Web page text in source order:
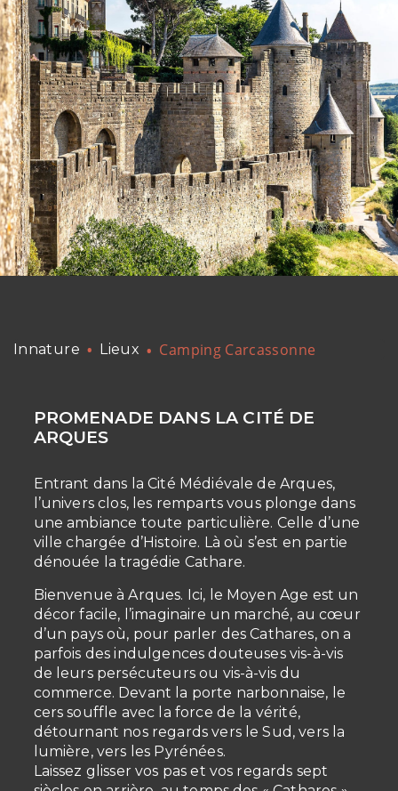
Innature Lieux Camping Carcassonne
PROMENADE DANS LA CITÉ DE
ARQUES
Entrant dans la Cité Médiévale de Arques,
l’univers clos, les remparts vous plonge dans
une ambiance toute particulière. Celle d’une
ville chargée d’Histoire. Là où s’est en partie
dénouée la tragédie Cathare.
Bienvenue à Arques. Ici, le Moyen Age est un
décor facile, l’imaginaire un marché, au cœur
d’un pays où, pour parler des Cathares, on a
parfois des indulgences douteuses vis-à-vis
de leurs persécuteurs ou vis-à-vis du
commerce. Devant la porte narbonnaise, le
cers souffle avec la force de la vérité,
détournant nos regards vers le Sud, vers la
lumière, vers les Pyrénées.
Laissez glisser vos pas et vos regards sept